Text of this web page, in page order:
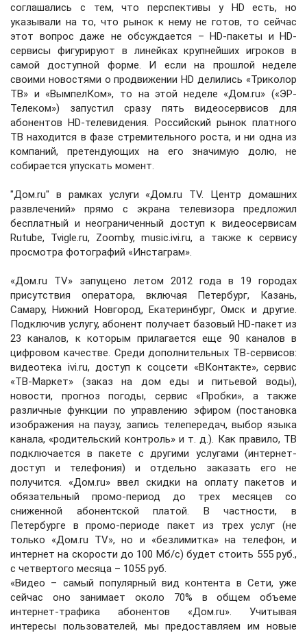
соглашались с тем, что перспективы у HD есть, но
указывали на то, что рынок к нему не готов, то сейчас
этот вопрос даже не обсуждается – HD-пакеты и HD-
сервисы фигурируют в линейках крупнейших игроков в
самой доступной форме. И если на прошлой неделе
своими новостями о продвижении HD делились «Триколор
ТВ» и «ВымпелКом», то на этой неделе «Дом.ru» («ЭР-
Телеком») запустил сразу пять видеосервисов для
абонентов HD-телевидения. Российский рынок платного
ТВ находится в фазе стремительного роста, и ни одна из
компаний, претендующих на его значимую долю, не
собирается упускать момент.
"Дом.ru" в рамках услуги «Дом.ru TV. Центр домашних
развлечений» прямо с экрана телевизора предложил
бесплатный и неограниченный доступ к видеосервисам
Rutube, Tvigle.ru, Zoomby, music.ivi.ru, а также к сервису
просмотра фотографий «Инстаграм».
«Дом.ru TV» запущено летом 2012 года в 19 городах
присутствия оператора, включая Петербург, Казань,
Самару, Нижний Новгород, Екатеринбург, Омск и другие.
Подключив услугу, абонент получает базовый HD-пакет из
23 каналов, к которым прилагается еще 90 каналов в
цифровом качестве. Среди дополнительных ТВ-сервисов:
видеотека ivi.ru, доступ к соцсети «ВКонтакте», сервис
«ТВ-Маркет» (заказ на дом еды и питьевой воды),
новости, прогноз погоды, сервис «Пробки», а также
различные функции по управлению эфиром (постановка
изображения на паузу, запись телепередач, выбор языка
канала, «родительский контроль» и т. д.). Как правило, ТВ
подключается в пакете с другими услугами (интернет-
доступ и телефония) и отдельно заказать его не
получится. «Дом.ru» ввел скидки на оплату пакетов и
обязательный промо-период до трех месяцев со
сниженной абонентской платой. В частности, в
Петербурге в промо-периоде пакет из трех услуг (не
только «Дом.ru TV», но и «безлимитка» на телефон, и
интернет на скорости до 100 Мб/с) будет стоить 555 руб.,
с четвертого месяца – 1055 руб.
«Видео – самый популярный вид контента в Сети, уже
сейчас оно занимает около 70% в общем объеме
интернет-трафика абонентов «Дом.ru». Учитывая
интересы пользователей, мы предоставляем им новые